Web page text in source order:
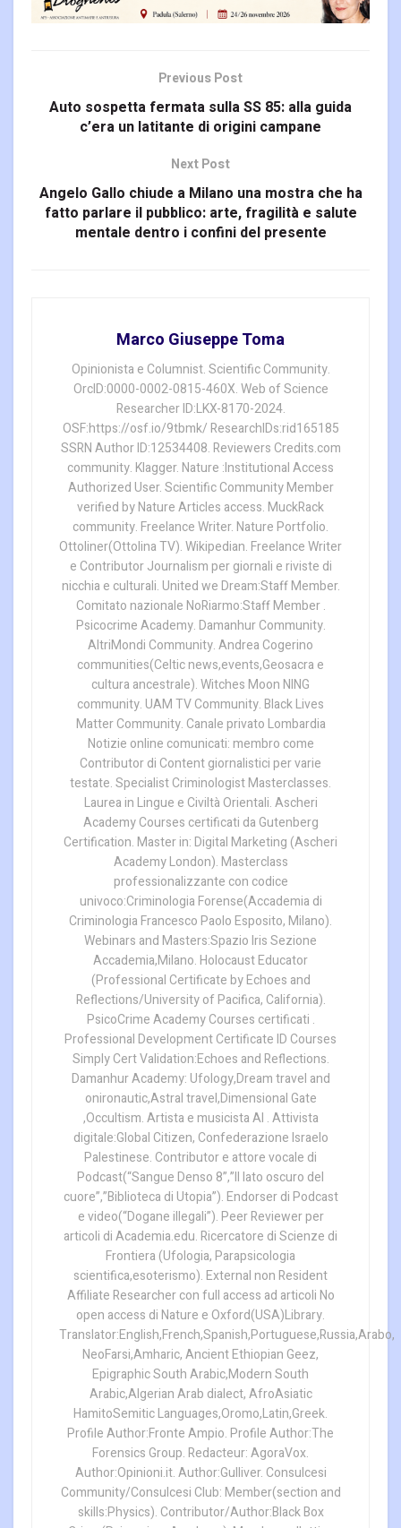
Previous Post
Auto sospetta fermata sulla SS 85: alla guida
c’era un latitante di origini campane
Next Post
Angelo Gallo chiude a Milano una mostra che ha
fatto parlare il pubblico: arte, fragilità e salute
mentale dentro i confini del presente
Marco Giuseppe Toma
Opinionista e Columnist. Scientific Community.
OrcID:0000-0002-0815-460X. Web of Science
Researcher ID:LKX-8170-2024.
OSF:https://osf.io/9tbmk/ ResearchIDs:rid165185
SSRN Author ID:12534408. Reviewers Credits.com
community. Klagger. Nature :Institutional Access
Authorized User. Scientific Community Member
verified by Nature Articles access. MuckRack
community. Freelance Writer. Nature Portfolio.
Ottoliner(Ottolina TV). Wikipedian. Freelance Writer
e Contributor Journalism per giornali e riviste di
nicchia e culturali. United we Dream:Staff Member.
Comitato nazionale NoRiarmo:Staff Member .
Psicocrime Academy. Damanhur Community.
AltriMondi Community. Andrea Cogerino
communities(Celtic news,events,Geosacra e
cultura ancestrale). Witches Moon NING
community. UAM TV Community. Black Lives
Matter Community. Canale privato Lombardia
Notizie online comunicati: membro come
Contributor di Content giornalistici per varie
testate. Specialist Criminologist Masterclasses.
Laurea in Lingue e Civiltà Orientali. Ascheri
Academy Courses certificati da Gutenberg
Certification. Master in: Digital Marketing (Ascheri
Academy London). Masterclass
professionalizzante con codice
univoco:Criminologia Forense(Accademia di
Criminologia Francesco Paolo Esposito, Milano).
Webinars and Masters:Spazio Iris Sezione
Accademia,Milano. Holocaust Educator
(Professional Certificate by Echoes and
Reflections/University of Pacifica, California).
PsicoCrime Academy Courses certificati .
Professional Development Certificate ID Courses
Simply Cert Validation:Echoes and Reflections.
Damanhur Academy: Ufology,Dream travel and
onironautic,Astral travel,Dimensional Gate
,Occultism. Artista e musicista AI . Attivista
digitale:Global Citizen, Confederazione Israelo
Palestinese. Contributor e attore vocale di
Podcast(“Sangue Denso 8”,”Il lato oscuro del
cuore”,”Biblioteca di Utopia”). Endorser di Podcast
e video(“Dogane illegali”). Peer Reviewer per
articoli di Academia.edu. Ricercatore di Scienze di
Frontiera (Ufologia, Parapsicologia
scientifica,esoterismo). External non Resident
Affiliate Researcher con full access ad articoli No
open access di Nature e Oxford(USA)Library.
Translator:English,French,Spanish,Portuguese,Russia,Arabo,
NeoFarsi,Amharic, Ancient Ethiopian Geez,
Epigraphic South Arabic,Modern South
Arabic,Algerian Arab dialect, AfroAsiatic
HamitoSemitic Languages,Oromo,Latin,Greek.
Profile Author:Fronte Ampio. Profile Author:The
Forensics Group. Redacteur: AgoraVox.
Author:Opinioni.it. Author:Gulliver. Consulcesi
Community/Consulcesi Club: Member(section and
skills:Physics). Contributor/Author:Black Box